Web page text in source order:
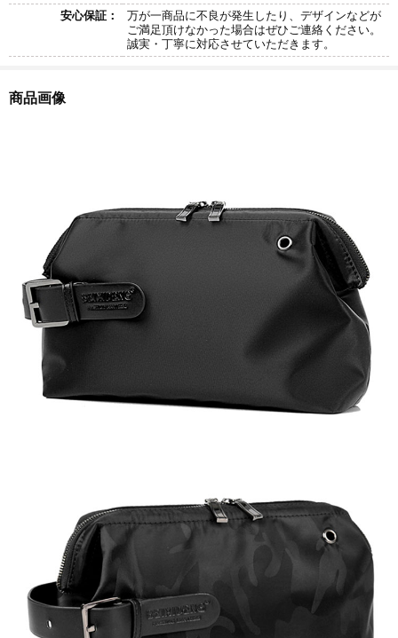
安心保証：
万が一商品に不良が発生したり、デザインなどが
ご満足頂けなかった場合はぜひご連絡ください。
誠実・丁寧に対応させていただきます。
商品画像